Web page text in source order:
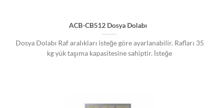
ACB-CB512 Dosya Dolabı
Dosya Dolabı Raf aralıkları isteğe göre ayarlanabilir. Rafları 35
kg yük taşıma kapasitesine sahiptir. İsteğe